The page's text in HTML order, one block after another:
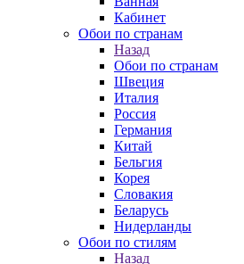
Кабинет
Обои по странам
Назад
Обои по странам
Швеция
Италия
Россия
Германия
Китай
Бельгия
Корея
Словакия
Беларусь
Нидерланды
Обои по стилям
Назад